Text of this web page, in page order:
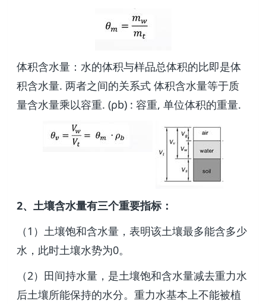
体积含水量：水的体积与样品总体积的比即是体
积含水量. 两者之间的关系式 体积含水量等于质
量含水量乘以容重. (ρb) : 容重, 单位体积的重量.
2、土壤含水量有三个重要指标：
（1）土壤饱和含水量，表明该土壤最多能含多少
水，此时土壤水势为0。
（2）田间持水量，是土壤饱和含水量减去重力水
后土壤所能保持的水分。重力水基本上不能被植